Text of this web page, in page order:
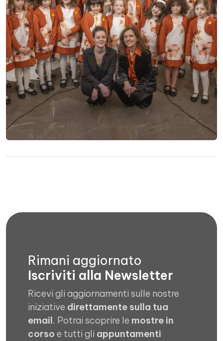
Rimani aggiornato
Iscriviti alla Newsletter
Ricevi gli aggiornamenti sulle nostre
iniziative direttamente sulla tua
email. Potrai scoprire le mostre in
corso e tutti gli appuntamenti